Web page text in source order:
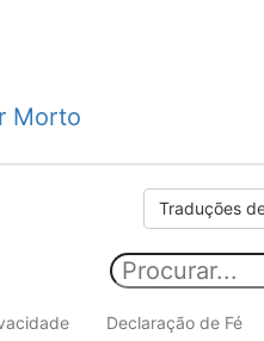
Morto
Traduções
Declaração de Fé